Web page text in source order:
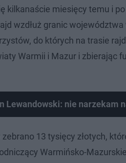
kilkanaście miesięcy temu i
wzdłuż granic
do których na trasie
Warmii i Mazur i zbierając
Lewandowski: nie narzekam
13 tysięcy złotych,
Warmińsko-